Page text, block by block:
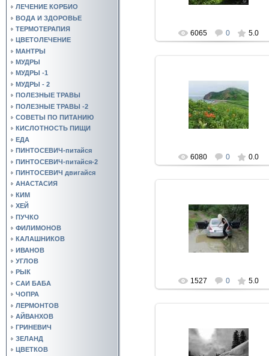
ЛЕЧЕНИЕ КОРБИО
ВОДА И ЗДОРОВЬЕ
ТЕРМОТЕРАПИЯ
ЦВЕТОЛЕЧЕНИЕ
МАНТРЫ
МУДРЫ
МУДРЫ -1
МУДРЫ - 2
ПОЛЕЗНЫЕ ТРАВЫ
ПОЛЕЗНЫЕ ТРАВЫ -2
СОВЕТЫ ПО ПИТАНИЮ
КИСЛОТНОСТЬ ПИЩИ
ЕДА
ПИНТОСЕВИЧ-питайся
ПИНТОСЕВИЧ-питайся-2
ПИНТОСЕВИЧ двигайся
АНАСТАСИЯ
КИМ
ХЕЙ
ПУЧКО
ФИЛИМОНОВ
КАЛАШНИКОВ
ИВАНОВ
УГЛОВ
РЫК
САИ БАБА
ЧОПРА
ЛЕРМОНТОВ
АЙВАНХОВ
ГРИНЕВИЧ
ЗЕЛАНД
ЦВЕТКОВ
6065 0 5.0
16.09.2010
youser942
6080 0 0.0
17.05.2010
youser942
1527 0 5.0
17.05.2010